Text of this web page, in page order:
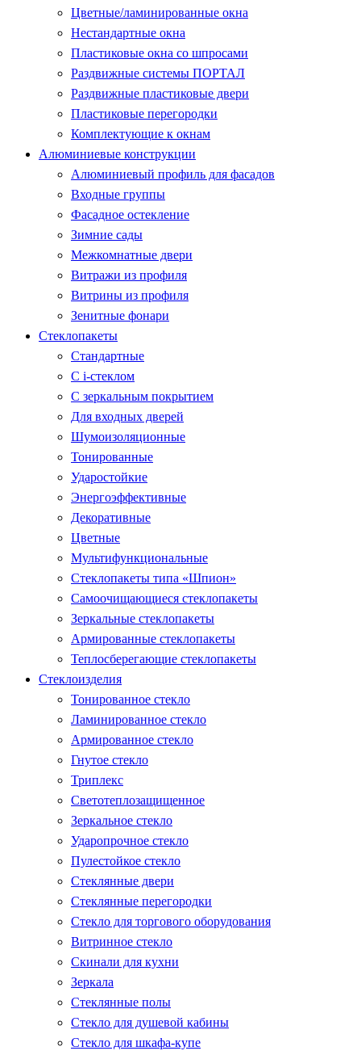
Цветные/ламинированные окна
Нестандартные окна
Пластиковые окна со шпросами
Раздвижные системы ПОРТАЛ
Раздвижные пластиковые двери
Пластиковые перегородки
Комплектующие к окнам
Алюминиевые конструкции
Алюминиевый профиль для фасадов
Входные группы
Фасадное остекление
Зимние сады
Межкомнатные двери
Витражи из профиля
Витрины из профиля
Зенитные фонари
Стеклопакеты
Стандартные
С i-стеклом
С зеркальным покрытием
Для входных дверей
Шумоизоляционные
Тонированные
Ударостойкие
Энергоэффективные
Декоративные
Цветные
Мультифункциональные
Стеклопакеты типа «Шпион»
Самоочищающиеся стеклопакеты
Зеркальные стеклопакеты
Армированные стеклопакеты
Теплосберегающие стеклопакеты
Стеклоизделия
Тонированное стекло
Ламинированное стекло
Армированное стекло
Гнутое стекло
Триплекс
Светотеплозащищенное
Зеркальное стекло
Ударопрочное стекло
Пулестойкое стекло
Стеклянные двери
Стеклянные перегородки
Стекло для торгового оборудования
Витринное стекло
Скинали для кухни
Зеркала
Стеклянные полы
Стекло для душевой кабины
Стекло для шкафа-купе